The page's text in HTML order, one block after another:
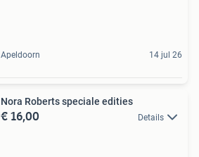
Apeldoorn 14 jul 26
Nora Roberts speciale edities
€ 16,00 Details